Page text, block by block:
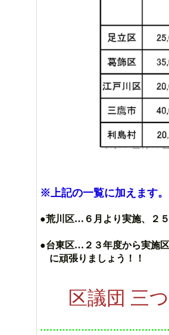
※上記の一覧に加えます。
●荒川区…６月より実施、２
●台東区…２３年度から実施
に頑張りましょう！！
区議団 三